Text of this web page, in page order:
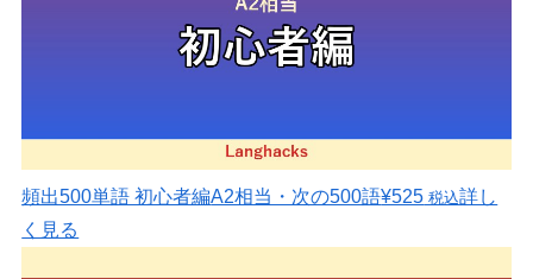
頻出500単語 初心者編A2相当・次の500語¥525 税込詳し
く見る